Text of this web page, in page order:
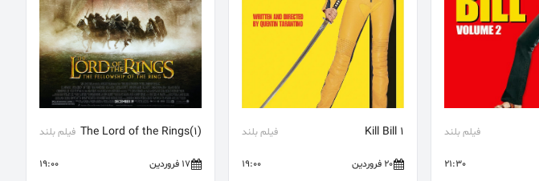
فیلم بلند
21:30
Kill Bill 1 فیلم بلند
20 فروردین 19:00
(1)The Lord of the Rings فیلم بلند
17 فروردین 19:00